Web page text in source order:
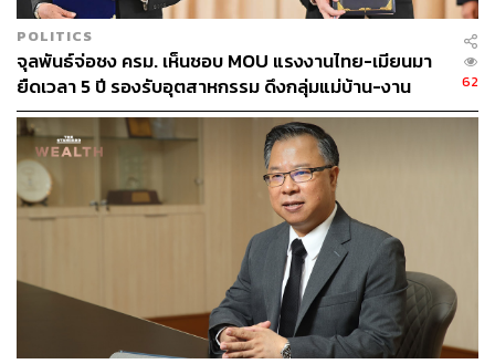
POLITICS
จุลพันธ์จ่อชง ครม. เห็นชอบ MOU แรงงานไทย-เมียนมา
ยืดเวลา 5 ปี รองรับอุตสาหกรรม ดึงกลุ่มแม่บ้าน-งาน
อิสระเข้าสู่ระบบประกันสังคม
62